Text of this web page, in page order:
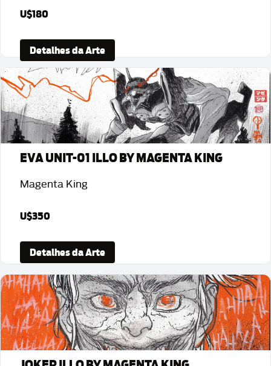
U$180
Detalhes da Arte
EVA UNIT-01 ILLO BY MAGENTA KING
Magenta King
U$350
Detalhes da Arte